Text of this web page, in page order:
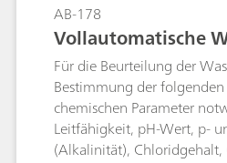
AB-178
Vollautomatische
Für die Beurteilung der
Bestimmung der
chemischen Parameter
Leitfähigkeit, pH-Wert, p-
(Alkalinität),